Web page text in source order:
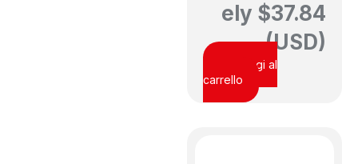
ely $37.84
(USD)
Aggiungi al
carrello